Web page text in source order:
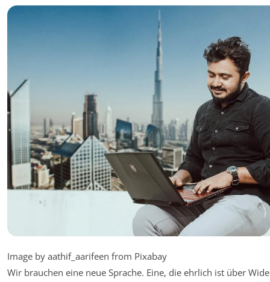
Image by aathif_aarifeen from Pixabay
Wir brauchen eine neue Sprache. Eine, die ehrlich ist über